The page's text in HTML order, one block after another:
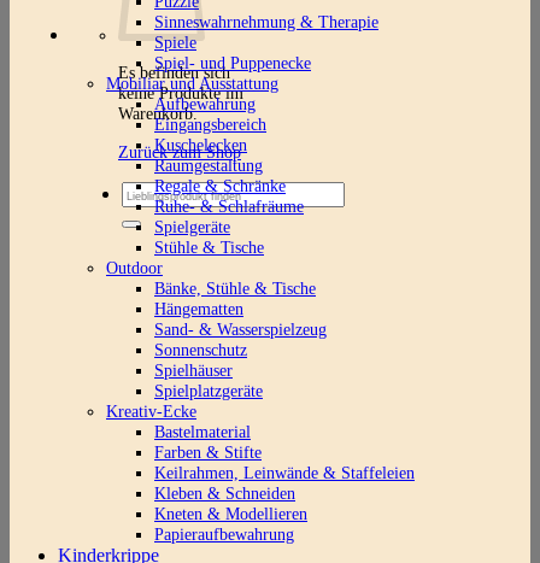
Es befinden sich
keine Produkte im
Warenkorb.
Zurück zum Shop
Suchen
nach:
Sinneswahrnehmung & Therapie
Spiele
Spiel- und Puppenecke
Mobiliar und Ausstattung
Aufbewahrung
Eingangsbereich
Kuschelecken
Raumgestaltung
Regale & Schränke
Ruhe- & Schlafräume
Spielgeräte
Stühle & Tische
Outdoor
Bänke, Stühle & Tische
Hängematten
Sand- & Wasserspielzeug
Sonnenschutz
Spielhäuser
Spielplatzgeräte
Kreativ-Ecke
Bastelmaterial
Farben & Stifte
Keilrahmen, Leinwände & Staffeleien
Kleben & Schneiden
Kneten & Modellieren
Papieraufbewahrung
Kinderkrippe